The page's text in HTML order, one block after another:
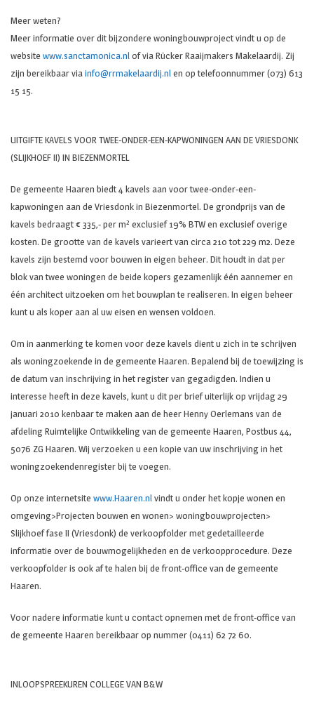
Meer weten?
Meer informatie over dit bijzondere woningbouwproject vindt u op de
website www.sanctamonica.nl of via Rücker Raaijmakers Makelaardij. Zij
zijn bereikbaar viainfo@rrmakelaardij.nl en op telefoonnummer (073) 613
15 15.
UITGIFTE KAVELS VOOR TWEE-ONDER-EEN-KAPWONINGEN AAN DE VRIESDONK
(SLIJKHOEF II) IN BIEZENMORTEL
De gemeente Haaren biedt 4 kavels aan voor twee-onder-een-
kapwoningen aan de Vriesdonk in Biezenmortel. De grondprijs van de
kavels bedraagt € 335,- per m² exclusief 19% BTW en exclusief overige
kosten. De grootte van de kavels varieert van circa 210 tot 229 m2. Deze
kavels zijn bestemd voor bouwen in eigen beheer. Dit houdt in dat per
blok van twee woningen de beide kopers gezamenlijk één aannemer en
één architect uitzoeken om het bouwplan te realiseren. In eigen beheer
kunt u als koper aan al uw eisen en wensen voldoen.
Om in aanmerking te komen voor deze kavels dient u zich in te schrijven
als woningzoekende in de gemeente Haaren. Bepalend bij de toewijzing is
de datum van inschrijving in het register van gegadigden. Indien u
interesse heeft in deze kavels, kunt u dit per brief uiterlijk op vrijdag 29
januari 2010 kenbaar te maken aan de heer Henny Oerlemans van de
afdeling Ruimtelijke Ontwikkeling van de gemeente Haaren, Postbus 44,
5076 ZG Haaren. Wij verzoeken u een kopie van uw inschrijving in het
woningzoekendenregister bij te voegen.
Op onze internetsite www.Haaren.nl vindt u onder het kopje wonen en
omgeving>Projecten bouwen en wonen> woningbouwprojecten>
Slijkhoef fase II (Vriesdonk) de verkoopfolder met gedetailleerde
informatie over de bouwmogelijkheden en de verkoopprocedure. Deze
verkoopfolder is ook af te halen bij de front-office van de gemeente
Haaren.
Voor nadere informatie kunt u contact opnemen met de front-office van
de gemeente Haaren bereikbaar op nummer (0411) 62 72 60.
INLOOPSPREEKUREN COLLEGE VAN B&W